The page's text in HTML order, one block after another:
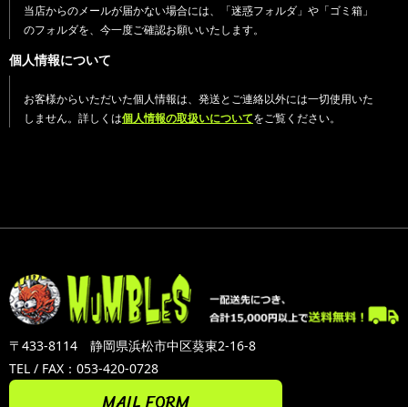
当店からのメールが届かない場合には、「迷惑フォルダ」や「ゴミ箱」
のフォルダを、今一度ご確認お願いいたします。
個人情報について
お客様からいただいた個人情報は、発送とご連絡以外には一切使用いた
しません。詳しくは個人情報の取扱いについてをご覧ください。
〒433-8114 静岡県浜松市中区葵東2-16-8
TEL / FAX：053-420-0728